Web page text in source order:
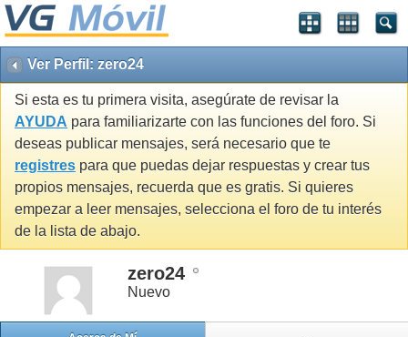
Ver Perfil: zero24
Si esta es tu primera visita, asegúrate de revisar la
AYUDA para familiarizarte con las funciones del foro. Si
deseas publicar mensajes, será necesario que te
registres para que puedas dejar respuestas y crear tus
propios mensajes, recuerda que es gratis. Si quieres
empezar a leer mensajes, selecciona el foro de tu interés
de la lista de abajo.
zero24
Nuevo